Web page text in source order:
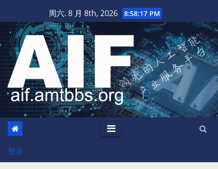
至
内
容
周六. 8 月 8th, 2026 8:58:18 PM
登录